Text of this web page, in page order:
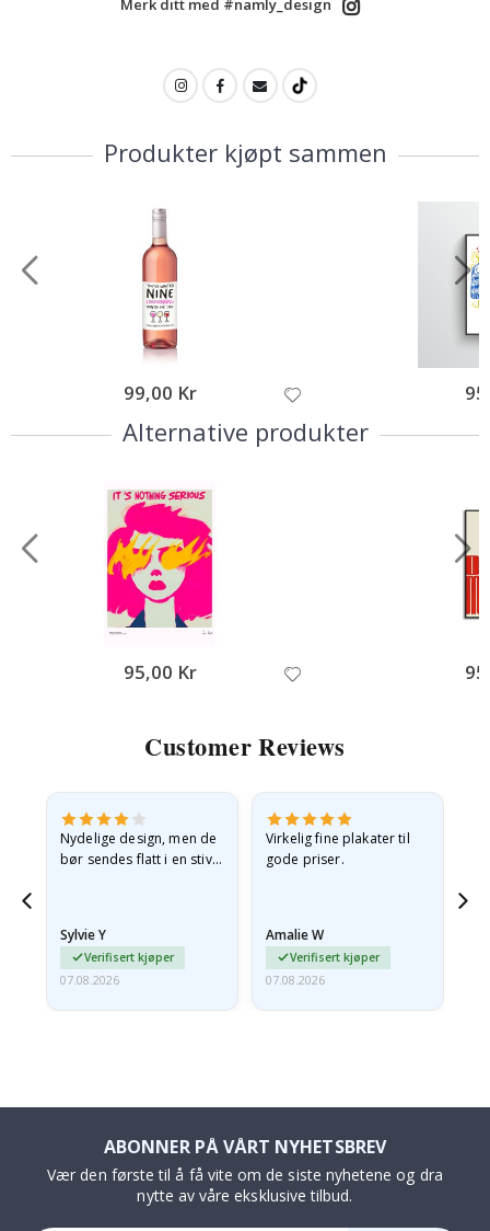
Merk ditt med #namly_design
Produkter kjøpt sammen
99,00 Kr
Alternative produkter
95,00 Kr
Customer Reviews
Nydelige design, men de
bør sendes flatt i en stiv
Sylvie Y
Verifisert kjøper
07.08.2026
Virkelig fine plakater til
gode priser.
Amalie W
Verifisert kjøper
07.08.2026
ABONNER PÅ VÅRT NYHETSBREV
Vær den første til å få vite om de siste nyhetene og dra
nytte av våre eksklusive tilbud.